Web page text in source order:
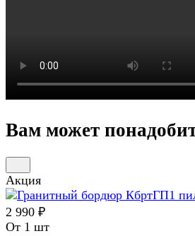
Вам может
Акция
2 990 ₽
От 1 шт